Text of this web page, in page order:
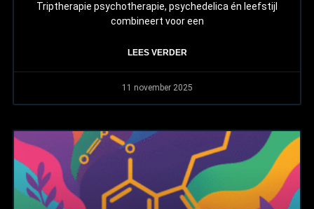
Triptherapie psychotherapie, psychedelica én leefstijl
combineert voor een
LEES VERDER
11 november 2025